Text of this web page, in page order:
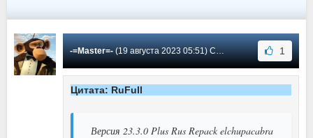
-=Master=-(19 августа 2023 05:51) Сообщение #561 1
Цитата: RuFull
Версия 23.3.0 Plus Rus Repack elchupacabra